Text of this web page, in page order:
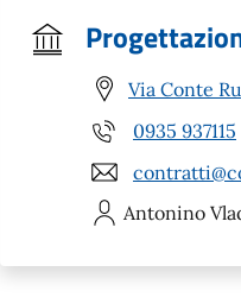
Via Conte
0935 937115
Antonino